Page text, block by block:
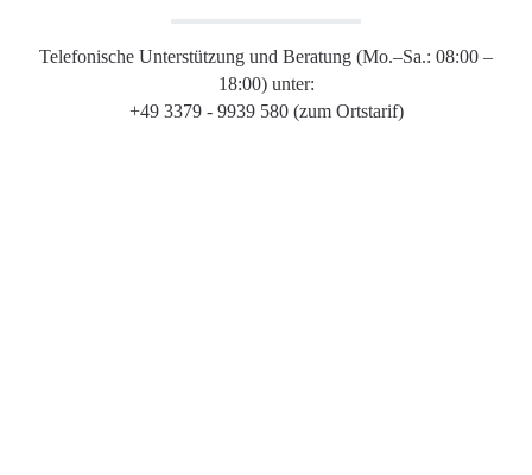
Telefonische Unterstützung und Beratung (Mo.–Sa.: 08:00 –
18:00) unter:
+49 3379 - 9939 580 (zum Ortstarif)